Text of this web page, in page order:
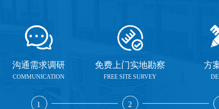
沟通需求调研
COMMUNICATION
1
免费上门实地勘察
FREE SITE SURVEY
2
方